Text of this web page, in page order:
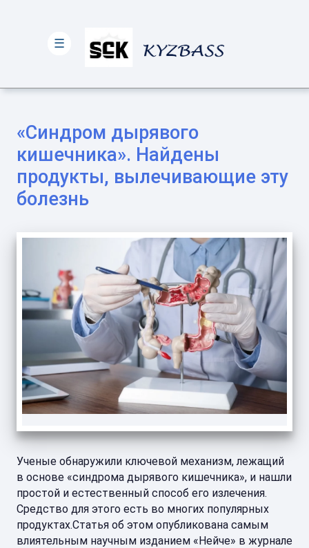
«Синдром дырявого
кишечника». Найдены
продукты, вылечивающие эту
болезнь
Ученые обнаружили ключевой механизм, лежащий
в основе «синдрома дырявого кишечника», и нашли
простой и естественный способ его излечения.
Средство для этого есть во многих популярных
продуктах.Статья об этом опубликована самым
влиятельным научным изданием «Нейче» в журнале
☰